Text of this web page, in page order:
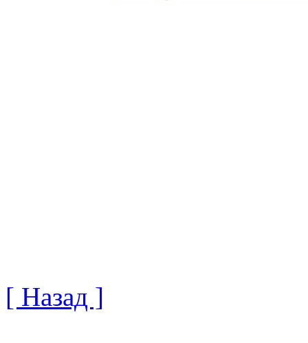
[ Назад ]